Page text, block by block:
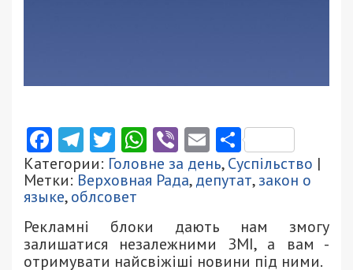
Facebook
Telegram
Twitter
WhatsApp
ViberEmail
Категории: Головне за день,Суспільство |
Метки: Верховная Рада,депутат,закон о
языке,облсовет
Рекламні блоки дають нам змогу
залишатися незалежними ЗМІ, а вам -
отримувати найсвіжіші новини під ними.